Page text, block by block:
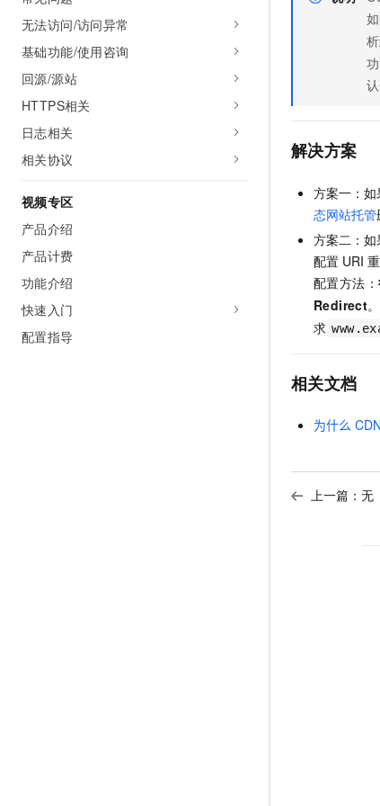
无法访问/访问异常
基础功能/使用咨询
回源/源站
HTTPS相关
日志相关
相关协议
视频专区
产品介绍
产品计费
功能介绍
快速入门
配置指导
如
解决方案
方案一：
态网站托管
方案二：
配置 URI
配置方法：
Redirect
求
相关文档
为什么 CDN
上一篇：无